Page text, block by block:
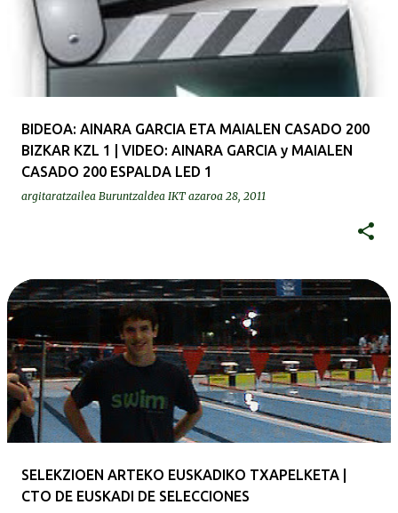
BIDEOA: AINARA GARCIA ETA MAIALEN CASADO 200
BIZKAR KZL 1 | VIDEO: AINARA GARCIA y MAIALEN
CASADO 200 ESPALDA LED 1
argitaratzailea Buruntzaldea IKT azaroa 28, 2011
SELEKZIOEN ARTEKO EUSKADIKO TXAPELKETA |
CTO DE EUSKADI DE SELECCIONES